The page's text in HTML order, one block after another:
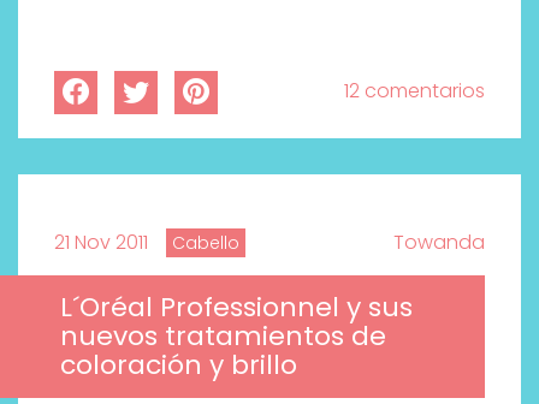
12 comentarios
21 Nov 2011 Cabello Towanda
L´Oréal Professionnel y sus
nuevos tratamientos de
coloración y brillo